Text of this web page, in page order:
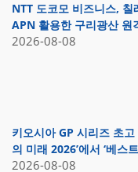
NTT 도코모 비즈니스, 칠
APN 활용한 구리광산 원
2026-08-08
키오시아 GP 시리즈 초
의 미래 2026’에서 ‘베스
2026-08-08